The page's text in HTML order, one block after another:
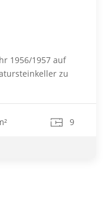
1956/1957 auf
zu
9